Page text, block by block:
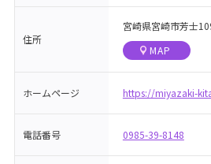
住所
宮崎県宮崎市芳士
MAP
ホームページ https://miyazaki-
電話番号 0985-39-8148